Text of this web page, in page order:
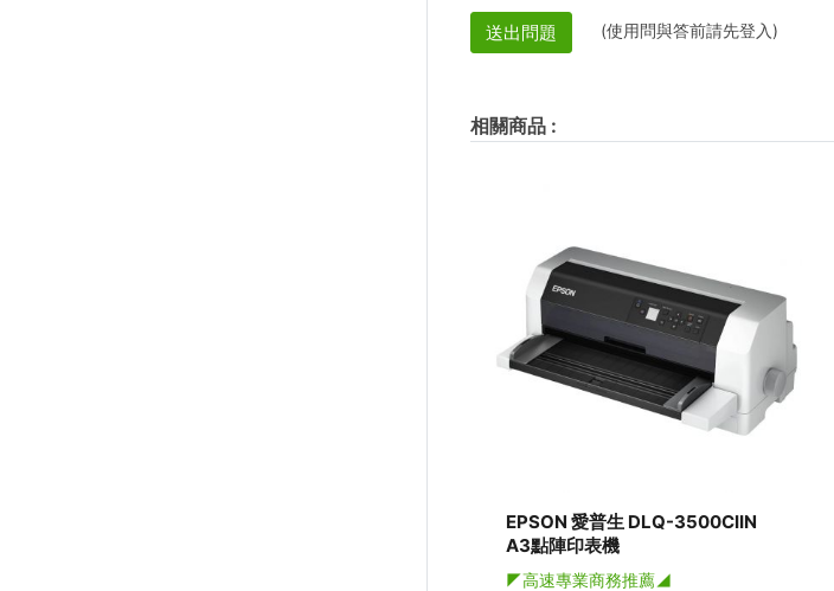
送出問題 (使用問與答前請先登入)
相關商品:
EPSON 愛普生 DLQ-3500CIIN
A3點陣印表機
◤高速專業商務推薦◢